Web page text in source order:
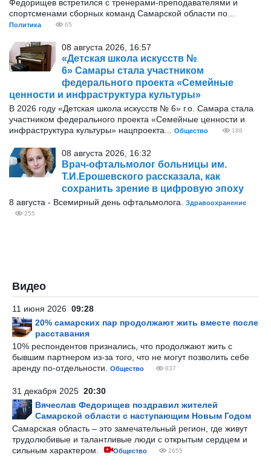
Федорищев встретился с тренерами-преподавателями и
спортсменами сборных команд Самарской области по...
Политика 65
08 августа 2026, 16:57
«Детская школа искусств №
6» Самары стала участником
федерального проекта «Семейные
ценности и инфраструктура культуры»
В 2026 году «Детская школа искусств № 6» г.о. Самара стала
участником федерального проекта «Семейные ценности и
инфраструктура культуры» нацпроекта...
Общество 188
08 августа 2026, 16:32
Врач-офтальмолог больницы им.
Т.И.Ерошевского рассказала, как
сохранить зрение в цифровую эпоху
8 августа - Всемирный день офтальмолога. Здравоохранение
255
Видео
11 июня 2026 09:28
20% самарских пар продолжают жить вместе после
расставания
10% респондентов признались, что продолжают жить с
бывшим партнером из-за того, что не могут позволить себе
аренду по-отдельности.
Общество 837
31 декабря 2025 20:30
Вячеслав Федорищев поздравил жителей
Самарской области с наступающим Новым Годом
Самарская область – это замечательный регион, где живут
трудолюбивые и талантливые люди с открытым сердцем и
сильным характером.
Общество 2655